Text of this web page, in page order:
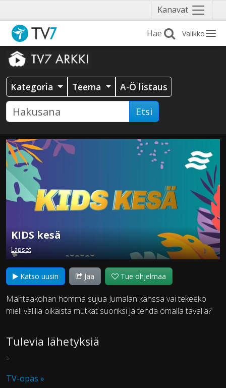
Kanavat Näytä
valikko
Valikko
Kategoria Teema A-Ö listaus
Etsi
KIDS kesä
Lapset
Katso uusin Jaa Tue ohjelmaa
Mahtaakohan homma sujua Jumalan kanssa vai tekeekö
mieli välillä oikaista mutkat suoriksi ja tehdä omalla tavalla?
Tulevia lähetyksiä
-
TV-opas »